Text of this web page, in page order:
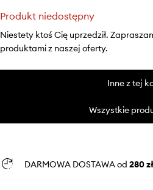
Produkt niedostępny
Niestety ktoś Cię uprzedził.
produktami z naszej oferty.
Inne z tej
Wszystkie
DARMOWA DOSTAWA od 280 zł